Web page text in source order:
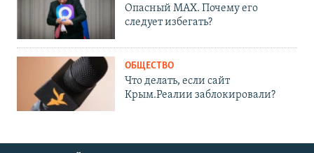
Опасный MAX. Почему его
следует избегать?
ОБЩЕСТВО
Что делать, если сайт
Крым.Реалии заблокировали?